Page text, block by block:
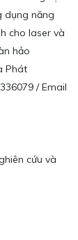
dụng năng
cho laser và
hảo
Phát
/ Email
cứu và